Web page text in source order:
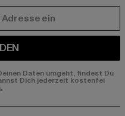
Daten umgeht, findest Du
Dich jederzeit kostenfei